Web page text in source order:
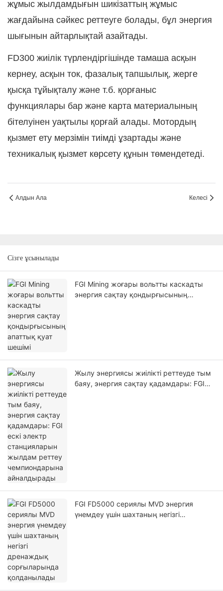
жұмыс жылдамдығын шикізаттың жұмыс
жағдайына сәйкес реттеуге болады, бұл энергия
шығынын айтарлықтай азайтады.
FD300 жиілік түрлендіргішінде тамаша асқын
кернеу, асқын ток, фазалық тапшылық, жерге
қысқа тұйықталу және т.б. қорғаныс
функциялары бар және карта материалының
бітелуінен уақтылы қорғай алады. Мотордың
қызмет ету мерзімін тиімді ұзартады және
техникалық қызмет көрсету құнын төмендетеді.
Алдын Ала Келесі
Сізге ұсынылады
FGI Mining жоғары вольтты каскадты
энергия сақтау қондырғысының
Жылу энергиясы жиілікті реттеуде тым
баяу, энергия сақтау қадамдары: FGI
FGI FD5000 сериялы MVD энергия
үнемдеу үшін шахтаның негізгі